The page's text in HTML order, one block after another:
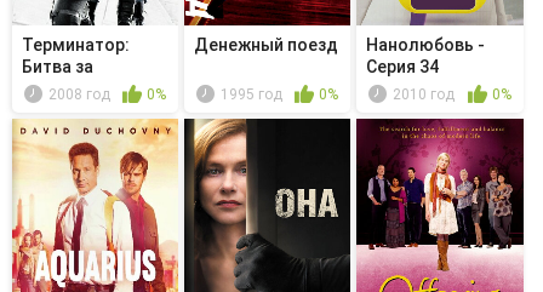
Терминатор:
Битва за
будущее -
2008 год 0%
Денежный поезд
1995 год 0%
Нанолюбовь -
Серия 34
2010 год 0%